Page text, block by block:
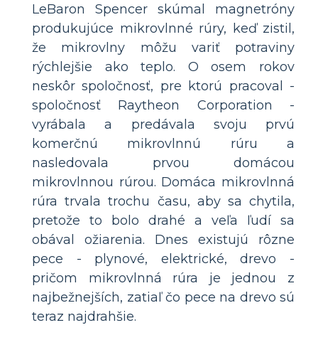
LeBaron Spencer skúmal magnetróny
produkujúce mikrovlnné rúry, keď zistil,
že mikrovlny môžu variť potraviny
rýchlejšie ako teplo. O osem rokov
neskôr spoločnosť, pre ktorú pracoval -
spoločnosť Raytheon Corporation -
vyrábala a predávala svoju prvú
komerčnú mikrovlnnú rúru a
nasledovala prvou domácou
mikrovlnnou rúrou. Domáca mikrovlnná
rúra trvala trochu času, aby sa chytila,
pretože to bolo drahé a veľa ľudí sa
obával ožiarenia. Dnes existujú rôzne
pece - plynové, elektrické, drevo -
pričom mikrovlnná rúra je jednou z
najbežnejších, zatiaľ čo pece na drevo sú
teraz najdrahšie.